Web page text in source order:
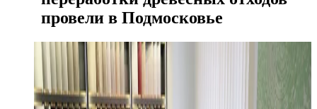
провели в Подмосковье